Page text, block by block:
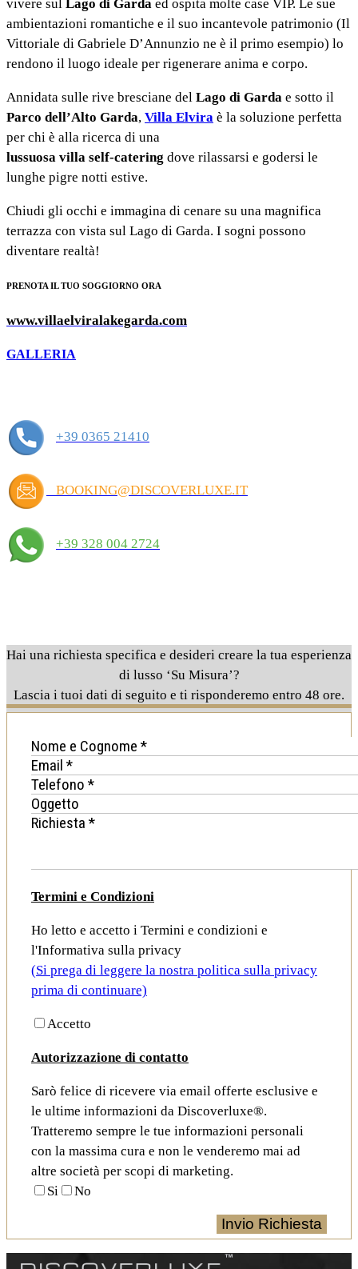
vivere sul Lago di Garda ed ospita molte case VIP. Le sue
ambientazioni romantiche e il suo incantevole patrimonio (Il
Vittoriale di Gabriele D’Annunzio ne è il primo esempio) lo
rendono il luogo ideale per rigenerare anima e corpo.
Annidata sulle rive bresciane del Lago di Garda e sotto il
Parco dell’Alto Garda, Villa Elvira è la soluzione perfetta
per chi è alla ricerca di una
lussuosa villa self-catering dove rilassarsi e godersi le
lunghe pigre notti estive.
Chiudi gli occhi e immagina di cenare su una magnifica
terrazza con vista sul Lago di Garda. I sogni possono
diventare realtà!
PRENOTA IL TUO SOGGIORNO ORA
www.villaelviralakegarda.com
GALLERIA
+39 0365 21410
BOOKING@DISCOVERLUXE.IT
+39 328 004 2724
Hai una richiesta specifica e desideri creare la tua esperienza
di lusso ‘Su Misura’?
Lascia i tuoi dati di seguito e ti risponderemo entro 48 ore.
Termini e Condizioni
Ho letto e accetto i Termini e condizioni e
l'Informativa sulla privacy
(Si prega di leggere la nostra politica sulla privacy
prima di continuare)
Accetto
Autorizzazione di contatto
Sarò felice di ricevere via email offerte esclusive e
le ultime informazioni da Discoverluxe®.
Tratteremo sempre le tue informazioni personali
con la massima cura e non le venderemo mai ad
altre società per scopi di marketing.
Si
No